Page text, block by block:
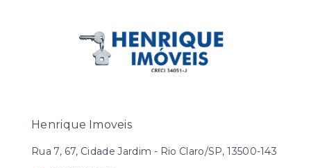
Henrique Imoveis
Rua 7, 67, Cidade Jardim - Rio Claro/SP, 13500-143